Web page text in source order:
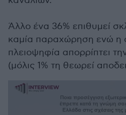
Άλλο ένα 36% επιθυμεί
καμία παραχώρηση ενώ η
πλειοψηφία απορρίπτει
(μόλις 1% τη θεωρεί